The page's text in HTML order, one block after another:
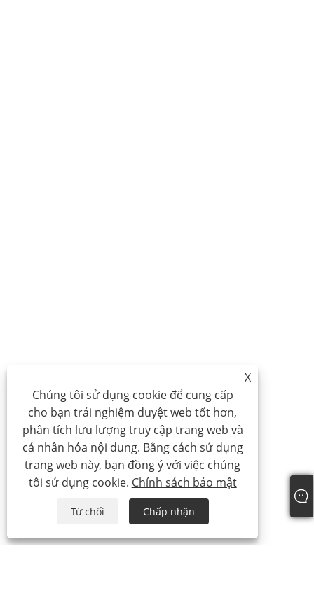
X
Chúng tôi sử dụng cookie để cung cấp
cho bạn trải nghiệm duyệt web tốt hơn,
phân tích lưu lượng truy cập trang web và
cá nhân hóa nội dung. Bằng cách sử dụng
trang web này, bạn đồng ý với việc chúng
tôi sử dụng cookie. Chính sách bảo mật
Từ chối Chấp nhận